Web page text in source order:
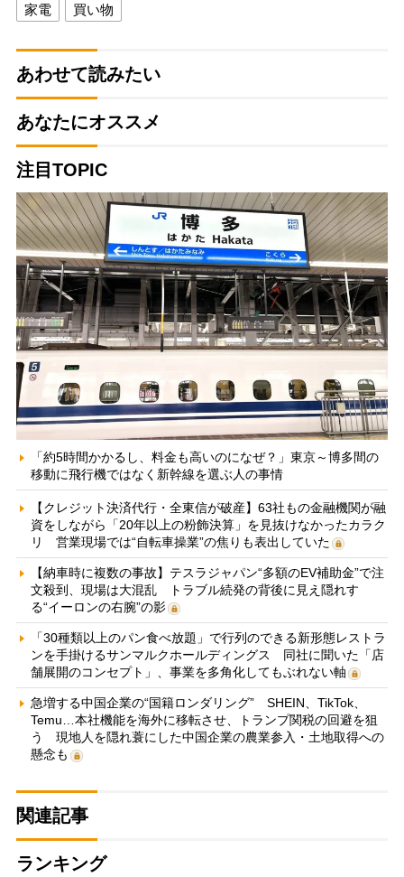
家電 買い物
あわせて読みたい
あなたにオススメ
注目TOPIC
「約5時間かかるし、料金も高いのになぜ？」東京～博多間の
移動に飛行機ではなく新幹線を選ぶ人の事情
【クレジット決済代行・全東信が破産】63社もの金融機関が融
資をしながら「20年以上の粉飾決算」を見抜けなかったカラク
リ 営業現場では“自転車操業”の焦りも表出していた
【納車時に複数の事故】テスラジャパン“多額のEV補助金”で注
文殺到、現場は大混乱 トラブル続発の背後に見え隠れす
る“イーロンの右腕”の影
「30種類以上のパン食べ放題」で行列のできる新形態レストラ
ンを手掛けるサンマルクホールディングス 同社に聞いた「店
舗展開のコンセプト」、事業を多角化してもぶれない軸
急増する中国企業の“国籍ロンダリング” SHEIN、TikTok、
Temu…本社機能を海外に移転させ、トランプ関税の回避を狙
う 現地人を隠れ蓑にした中国企業の農業参入・土地取得への
懸念も
関連記事
ランキング